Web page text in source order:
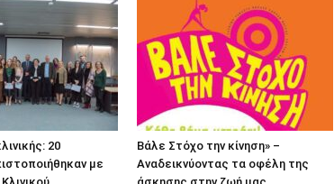
20
με
Βάλε Στόχο την κίνηση» –
Αναδεικνύοντας τα οφέλη της